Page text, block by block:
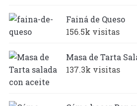
Fainá de Queso
156.5k visitas
Masa de Tarta
137.3k visitas